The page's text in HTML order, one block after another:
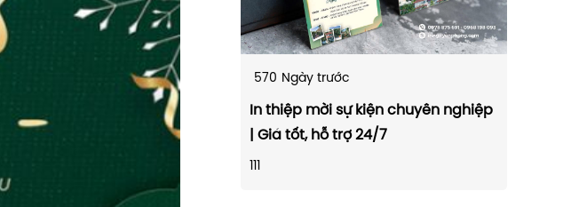
570 Ngày trước
In thiệp mời sự kiện chuyên nghiệp
| Giá tốt, hỗ trợ 24/7
111